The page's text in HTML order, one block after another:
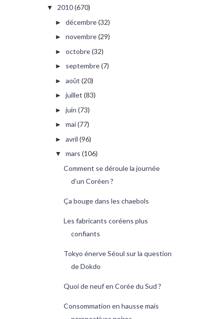
▼ 2010(670)
► décembre(32)
► novembre(29)
► octobre(32)
► septembre(7)
► août (20)
► juillet (83)
► juin (73)
► mai(77)
► avril (96)
▼ mars (106)
Comment se déroule la journée
d’un Coréen ?
Ça bouge dans les chaebols
Les fabricants coréens plus
confiants
Tokyo énerve Séoul sur la question
de Dokdo
Quoi de neuf en Corée du Sud ?
Consommation en hausse mais